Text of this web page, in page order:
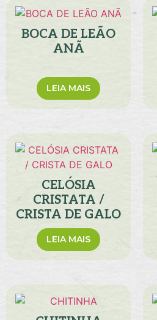
BOCA DE LEÃO
ANÃ
LEIA MAIS
CELÓSIA
CRISTATA /
CRISTA DE GALO
LEIA MAIS